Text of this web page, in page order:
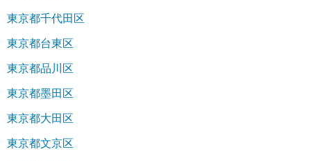
東京都千代田区
東京都台東区
東京都品川区
東京都墨田区
東京都大田区
東京都文京区